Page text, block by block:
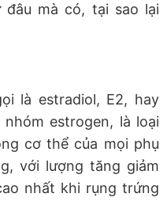
mà có, tại sao lại
là estradiol, E2, hay
estrogen, là loại
cơ thể của mọi phụ
với lượng tăng giảm
nhất khi rụng trứng